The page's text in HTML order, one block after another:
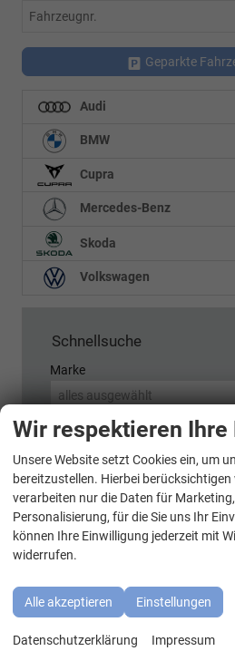
Fahrzeugnr.
Geparkte
Audi
BMW
Cupra
Mercedes-Benz
Skoda
Volkswagen
Schnellsuche
Marke
alles ausgewählt
Modell
alles ausgewählt
Kraftstoffart
alles ausgewählt
Wir respektieren Ihre
Unsere Website setzt Cookies ein, um
bereitzustellen. Hierbei
verarbeiten nur die Daten für
Personalisierung, für die Sie uns Ihr
können Ihre Einwilligung jederzeit mit
widerrufen.
Alle akzeptieren Einstellungen
Datenschutzerklärung Impressum